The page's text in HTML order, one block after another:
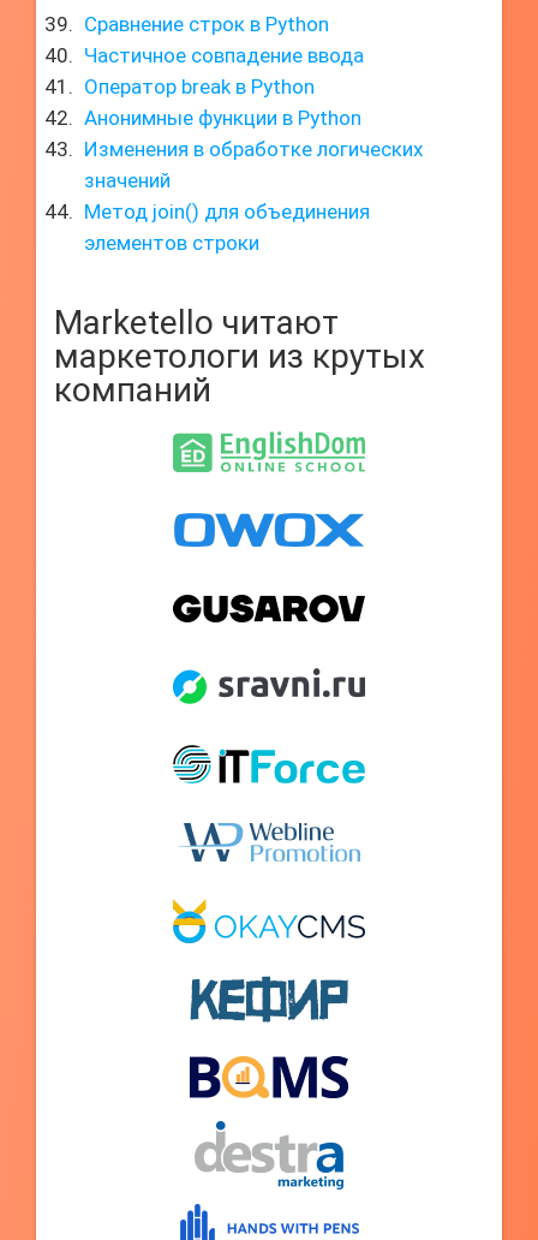
Сравнение строк в Python
Частичное совпадение ввода
Оператор break в Python
Анонимные функции в Python
Изменения в обработке логических
значений
Метод join() для объединения
элементов строки
Marketello читают
маркетологи из крутых
компаний